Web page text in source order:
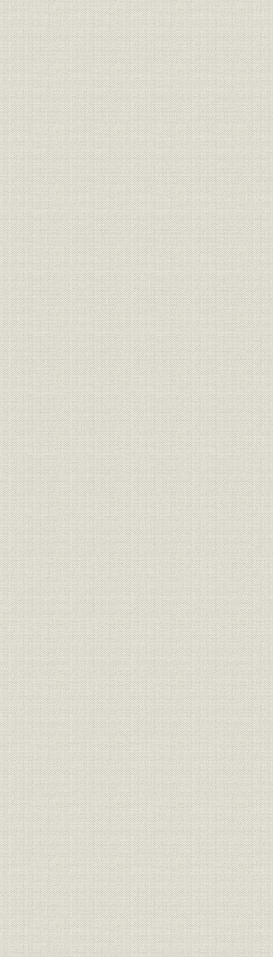
施設 事業写真
施設;経営 事業写真
施設;経営 事業写真
財務・業績 資産負債累年比較 負債ノ部 明治37年
財務・業績 資産負債累年比較 資産ノ部 明治37年
財務・業績 資産負債累年比較 明治37年
財務・業績
事業別資産負債 資産ノ部、負債
ノ部
昭和3年度
財務・業績 昭和三年度事業別 昭和3年度
財務・業績 損益累年比較 明治37年
財務・業績 損益累年比較 明治37年
財務・業績 事業別損益、同上百分比 昭和3年度
財務・業績 事業別損益 昭和3年度
財務・業績 営業成績累年比較 明治37年
財務・業績
営業成績累年比較、利益金処分
率、利益金処分
明治37年
投資;資産 田畑投資累年比較 明治37年
投資;資産 田畑投資累年比較 明治37年
投資;財務・業績 田畑投資ト収益、同上百分比 昭和3年度
投資;財務・業績 田畑投資ト収益 昭和3年度
投資;財務・業績 田畑管轄店別 昭和3年度
投資;財務・業績 田畑管轄店別 昭和3年度
売上;経営 小作料累年比較 明治38年